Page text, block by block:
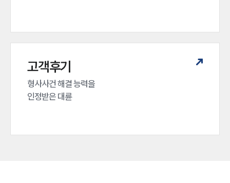
고객후기
형사사건 해결 능력을
인정받은 대륜